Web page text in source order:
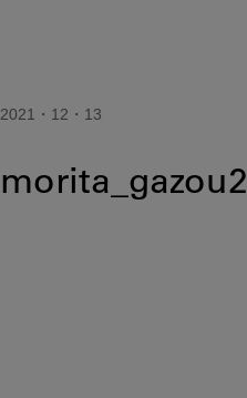
2021・12・13
morita_gazou2